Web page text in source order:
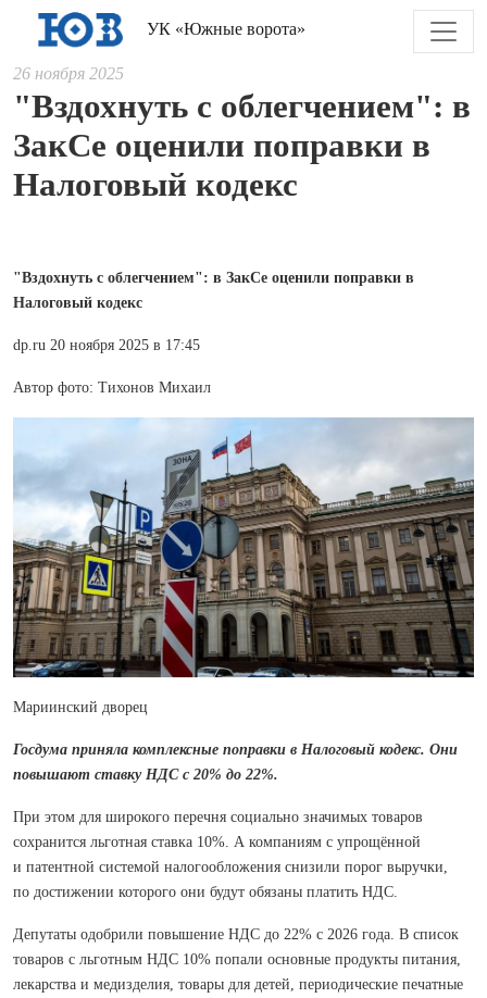
УК «Южные ворота»
26 ноября 2025
"Вздохнуть с облегчением": в
ЗакСе оценили поправки в
Налоговый кодекс
"Вздохнуть с облегчением": в ЗакСе оценили поправки в
Налоговый кодекс
dp.ru 20 ноября 2025 в 17:45
Автор фото: Тихонов Михаил
Мариинский дворец
Госдума приняла комплексные поправки в Налоговый кодекс. Они
повышают ставку НДС с 20% до 22%.
При этом для широкого перечня социально значимых товаров
сохранится льготная ставка 10%. А компаниям с упрощённой
и патентной системой налогообложения снизили порог выручки,
по достижении которого они будут обязаны платить НДС.
Депутаты одобрили повышение НДС до 22% с 2026 года. В список
товаров с льготным НДС 10% попали основные продукты питания,
лекарства и медизделия, товары для детей, периодические печатные